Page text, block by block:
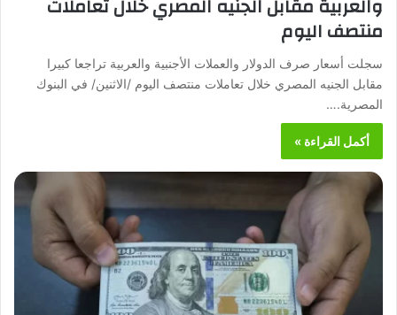
والعربية مقابل الجنيه المصري خلال تعاملات
منتصف اليوم
سجلت أسعار صرف الدولار والعملات الأجنبية والعربية تراجعا كبيرا
مقابل الجنيه المصري خلال تعاملات منتصف اليوم /الاثنين/ في البنوك
المصرية.…
أكمل القراءة »